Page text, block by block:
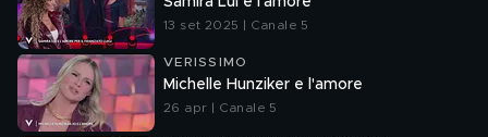
13 set 2025 | Canale 5
VERISSIMO
Michelle Hunziker e l'amore
26 apr | Canale 5